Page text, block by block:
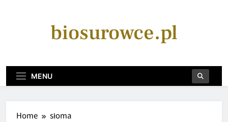
biosurowce.pl
MENU
Home słoma